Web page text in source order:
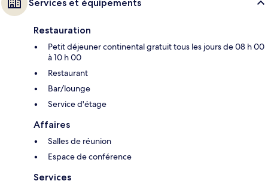
Services et équipements
Restauration
Petit déjeuner continental gratuit tous les jours de 08 h 00
à 10 h 00
Restaurant
Bar/lounge
Service d'étage
Affaires
Salles de réunion
Espace de conférence
Services